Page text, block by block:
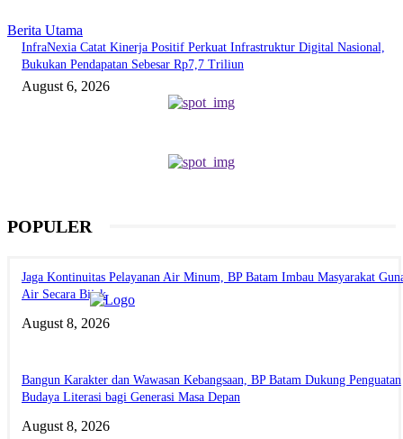
Berita Utama
InfraNexia Catat Kinerja Positif Perkuat Infrastruktur Digital Nasional,
Bukukan Pendapatan Sebesar Rp7,7 Triliun
August 6, 2026
POPULER
Jaga Kontinuitas Pelayanan Air Minum, BP Batam Imbau Masyarakat
Air Secara Bijak
August 8, 2026
Bangun Karakter dan Wawasan Kebangsaan, BP Batam Dukung Penguatan
Budaya Literasi bagi Generasi Masa Depan
August 8, 2026